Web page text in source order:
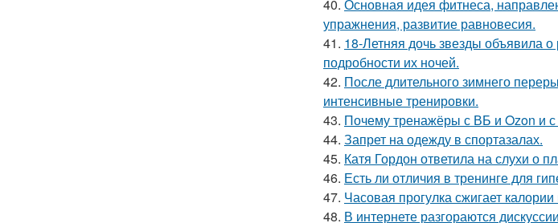
40. Основная идея фитнеса,
упражнения, развитие равновесия.
41. 18-Летняя дочь звезды объявила
подробности их ночей.
42. После длительного зимнего
интенсивные тренировки.
43. Почему тренажёры с ВБ и Ozon и
44. Запрет на одежду в спортазалах.
45. Катя Гордон ответила на слухи о
46. Есть ли отличия в тренинге для
47. Часовая прогулка сжигает
48. В интернете разгораются